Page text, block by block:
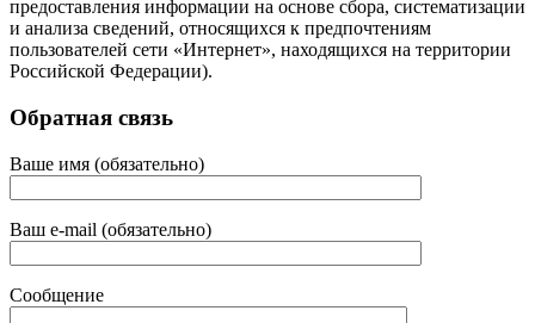
предоставления информации на основе сбора, систематизации
и анализа сведений, относящихся к предпочтениям
пользователей сети «Интернет», находящихся на территории
Российской Федерации).
Обратная связь
Ваше имя (обязательно)
Ваш e-mail (обязательно)
Сообщение